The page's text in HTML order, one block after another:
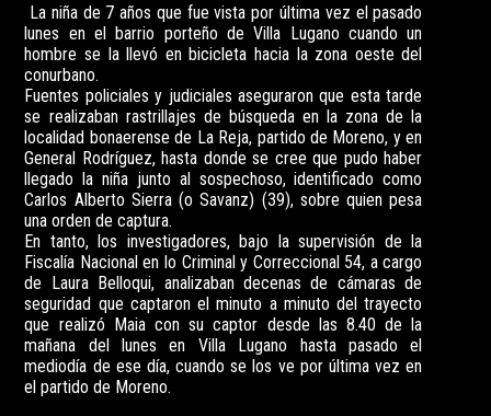
La niña de 7 años que fue vista por última vez el pasado
lunes en el barrio porteño de Villa Lugano cuando un
hombre se la llevó en bicicleta hacia la zona oeste del
conurbano.
Fuentes policiales y judiciales aseguraron que esta tarde
se realizaban rastrillajes de búsqueda en la zona de la
localidad bonaerense de La Reja, partido de Moreno, y en
General Rodríguez, hasta donde se cree que pudo haber
llegado la niña junto al sospechoso, identificado como
Carlos Alberto Sierra (o Savanz) (39), sobre quien pesa
una orden de captura.
En tanto, los investigadores, bajo la supervisión de la
Fiscalía Nacional en lo Criminal y Correccional 54, a cargo
de Laura Belloqui, analizaban decenas de cámaras de
seguridad que captaron el minuto a minuto del trayecto
que realizó Maia con su captor desde las 8.40 de la
mañana del lunes en Villa Lugano hasta pasado el
mediodía de ese día, cuando se los ve por última vez en
el partido de Moreno.